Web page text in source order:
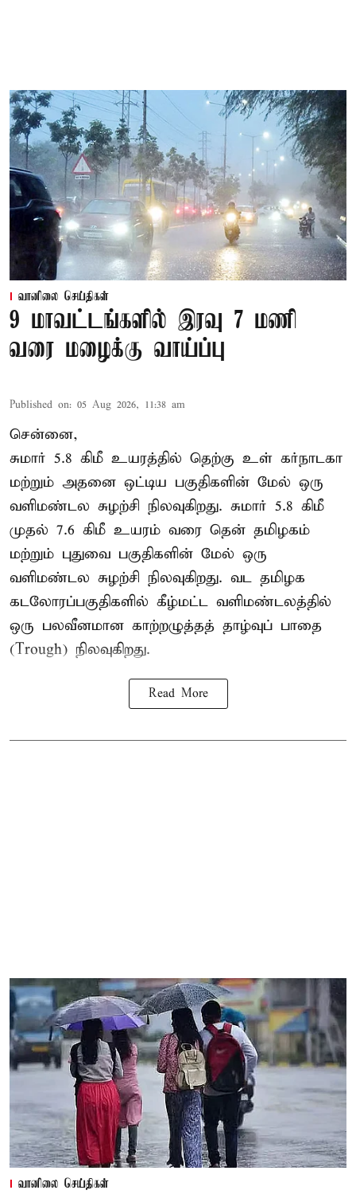
வானிலை செய்திகள்
9 மாவட்டங்களில் இரவு 7 மணி
வரை மழைக்கு வாய்ப்பு
Published on: 05 Aug 2026, 11:38 am
சென்னை,
சுமார் 5.8 கிமீ உயரத்தில் தெற்கு உள் கர்நாடகா
மற்றும் அதனை ஒட்டிய பகுதிகளின் மேல் ஒரு
வளிமண்டல சுழற்சி நிலவுகிறது. சுமார் 5.8 கிமீ
முதல் 7.6 கிமீ உயரம் வரை தென் தமிழகம்
மற்றும் புதுவை பகுதிகளின் மேல் ஒரு
வளிமண்டல சுழற்சி நிலவுகிறது. வட தமிழக
கடலோரப்பகுதிகளில் கீழ்மட்ட வளிமண்டலத்தில்
ஒரு பலவீனமான காற்றழுத்தத் தாழ்வுப் பாதை
(Trough) நிலவுகிறது.
Read More
வானிலை செய்திகள்